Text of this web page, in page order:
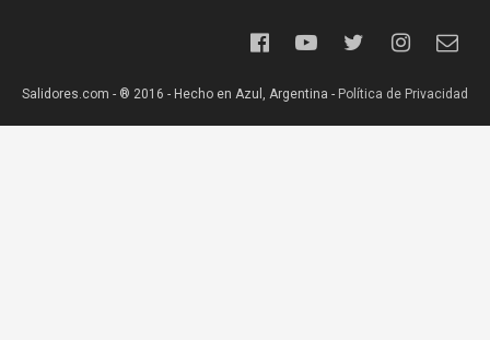
Salidores.com - ® 2016 - Hecho en Azul, Argentina - Política de Privacidad